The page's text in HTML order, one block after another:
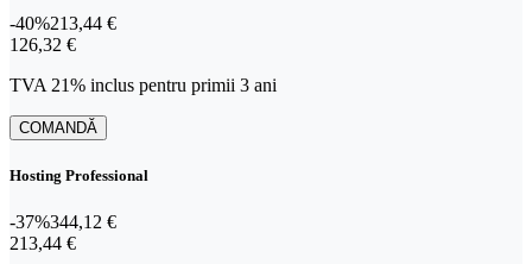
-40%213,44 €
126,32 €
126,32 €
TVA 21% inclus pentru primii 3 ani
COMANDĂ
Hosting Professional
-37%344,12 €
213,44 €
213,44 €